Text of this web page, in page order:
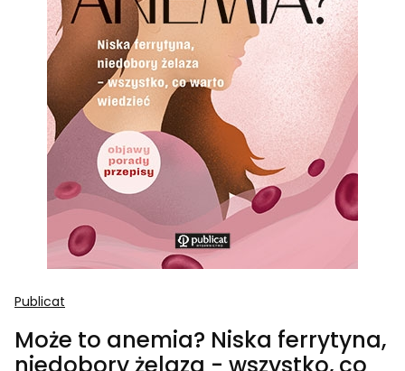
Publicat
Może to anemia? Niska ferrytyna,
niedobory żelaza - wszystko, co